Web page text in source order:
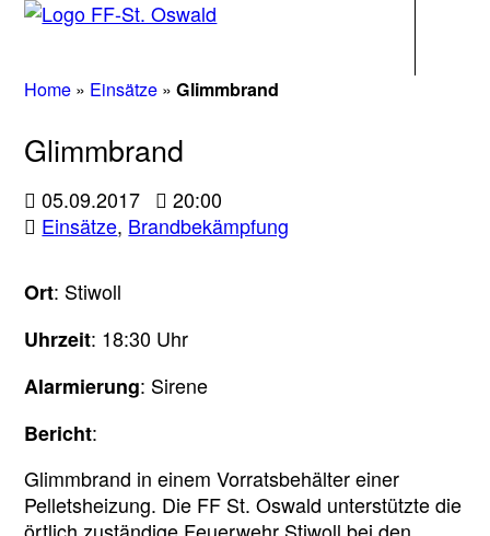
Home » Einsätze »Glimmbrand
Glimmbrand
05.09.2017
20:00
Einsätze, Brandbekämpfung
Ort: Stiwoll
Uhrzeit: 18:30 Uhr
Alarmierung: Sirene
Bericht:
Glimmbrand in einem Vorratsbehälter einer
Pelletsheizung. Die FF St. Oswald unterstützte die